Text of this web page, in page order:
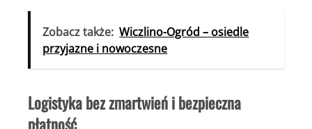
Zobacz także: Wiczlino-Ogród – osiedle
przyjazne i nowoczesne
Logistyka bez zmartwień i bezpieczna
płatność